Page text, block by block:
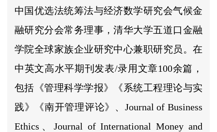
中国优选法统筹法与经济数学研究会气候金
融研究分会常务理事，清华大学五道口金融
学院全球家族企业研究中心兼职研究员。在
中英文高水平期刊发表/录用文章100余篇，
包括《管理科学学报》《系统工程理论与实
践》《南开管理评论》、Journal of Business
Ethics、Journal of International Money and